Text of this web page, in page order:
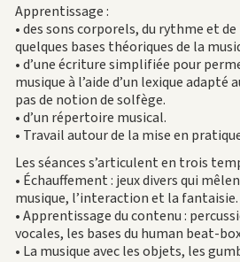
Apprentissage :
• des sons corporels, du rythme et
quelques bases théoriques de la
• d’une écriture simplifiée pour
musique à l’aide d’un lexique adapté
pas de notion de solfège.
• d’un répertoire musical.
• Travail autour de la mise en
Les séances s’articulent en trois
• Échauffement : jeux divers qui
musique, l’interaction et la fantaisie.
• Apprentissage du contenu :
vocales, les bases du human beat-
• La musique avec les objets, les